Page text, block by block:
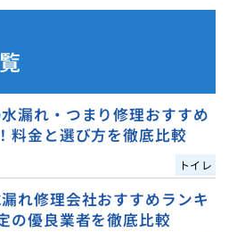
水漏れ・つまり修理おすすめ
料金と選び方を徹底比較
トイレ
れ修理会社おすすめランキ
の優良業者を徹底比較